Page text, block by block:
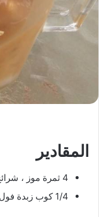
المقادير
4 ثمرة موز ، شرائح
1/4 كوب زبدة فول سوداني